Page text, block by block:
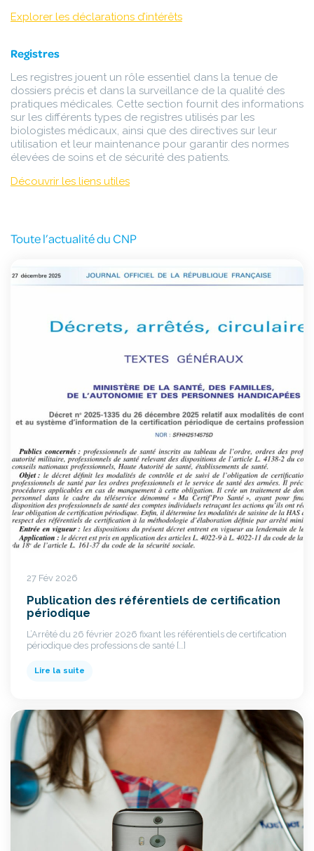
Explorer les déclarations d’intérêts
Registres
Les registres jouent un rôle essentiel dans la tenue de
dossiers précis et dans la surveillance de la qualité des
pratiques médicales. Cette section fournit des informations
sur les différents types de registres utilisés par les
biologistes médicaux, ainsi que des directives sur leur
utilisation et leur maintenance pour garantir des normes
élevées de soins et de sécurité des patients.
Découvrir les liens utiles
Toute l’actualité du CNP
27 Fév 2026
Publication des référentiels de certification
périodique
L’Arrêté du 26 février 2026 fixant les référentiels de certification
périodique des professions de santé […]
Lire la suite